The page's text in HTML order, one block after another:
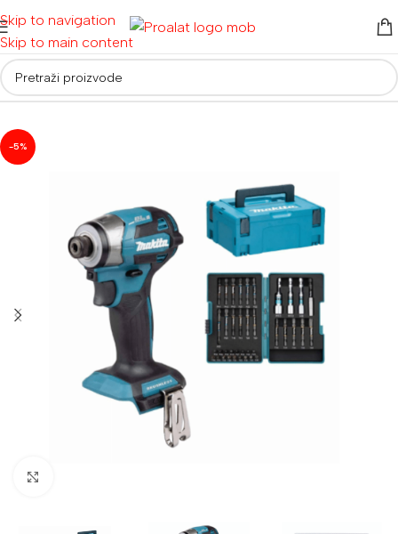
Skip to navigation
Skip to main content
Početna/ Akumulatorski alati
-5%